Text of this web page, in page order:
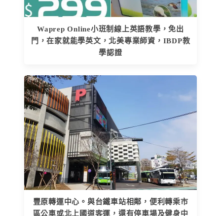
Waprep Online小班制線上英語教學，免出
門，在家就能學英文，北美專業師資，IBDP教
學認證
豐原轉運中心。與台鐵車站相鄰，便利轉乘市
區公車或北上國道客運，還有停車場及健身中